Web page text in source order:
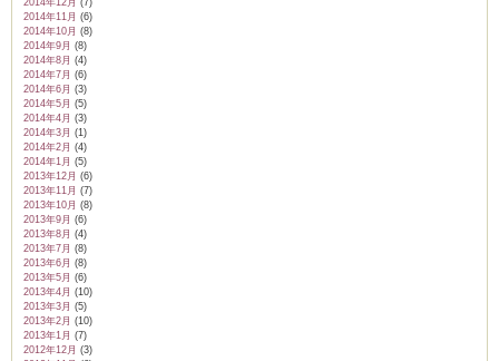
2014年12月 (7)
2014年11月 (6)
2014年10月 (8)
2014年9月 (8)
2014年8月 (4)
2014年7月 (6)
2014年6月 (3)
2014年5月 (5)
2014年4月 (3)
2014年3月 (1)
2014年2月 (4)
2014年1月 (5)
2013年12月 (6)
2013年11月 (7)
2013年10月 (8)
2013年9月 (6)
2013年8月 (4)
2013年7月 (8)
2013年6月 (8)
2013年5月 (6)
2013年4月 (10)
2013年3月 (5)
2013年2月 (10)
2013年1月 (7)
2012年12月 (3)